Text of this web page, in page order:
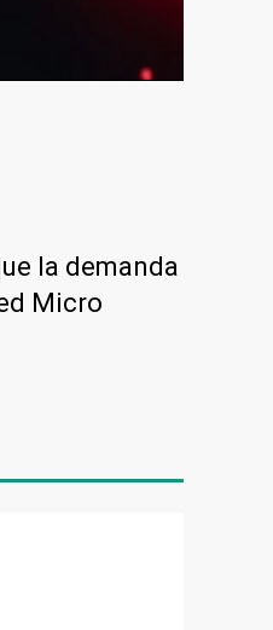
la demanda
Micro